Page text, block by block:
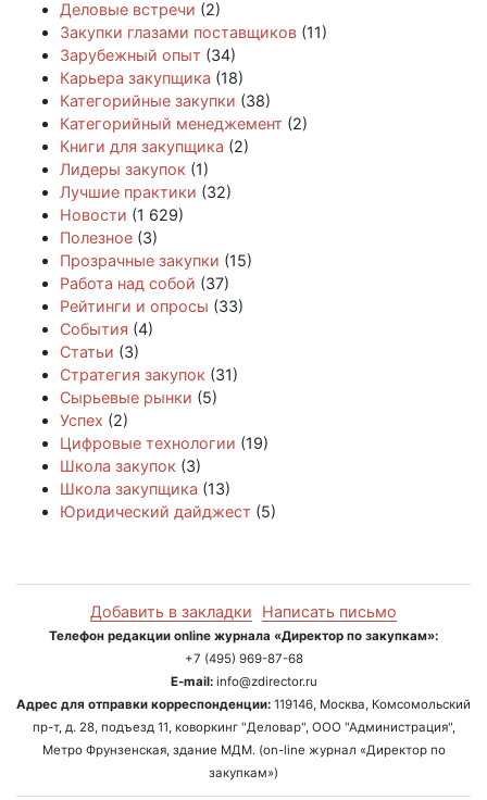
Деловые встречи (2)
Закупки глазами поставщиков (11)
Зарубежный опыт (34)
Карьера закупщика (18)
Категорийные закупки (38)
Категорийный менеджемент (2)
Книги для закупщика (2)
Лидеры закупок (1)
Лучшие практики (32)
Новости (1 629)
Полезное (3)
Прозрачные закупки (15)
Работа над собой (37)
Рейтинги и опросы (33)
События (4)
Статьи (3)
Стратегия закупок (31)
Сырьевые рынки (5)
Успех (2)
Цифровые технологии (19)
Школа закупок (3)
Школа закупщика (13)
Юридический дайджест (5)
Добавить в закладки Написать письмо
Телефон редакции online журнала «Директор по закупкам»:
+7 (495) 969-87-68
E-mail:info@zdirector.ru
Адрес для отправки корреспонденции: 119146, Москва, Комсомольский
пр-т, д. 28, подъезд 11, коворкинг "Деловар", ООО "Администрация",
Метро Фрунзенская, здание МДМ. (on-line журнал «Директор по
закупкам»)